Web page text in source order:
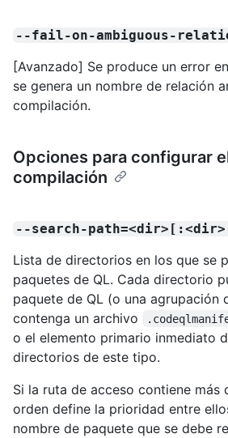
--fail-on-ambiguous-
[Avanzado] Se produce un error
se genera un nombre de relación
compilación.
Opciones para configurar
compilación
--search-
Lista de directorios en los que se
paquetes de QL. Cada directorio
paquete de QL (o una agrupación
contenga un archivo
o el elemento primario inmediato
directorios de este tipo.
Si la ruta de acceso contiene más
orden define la prioridad entre
nombre de paquete que se debe